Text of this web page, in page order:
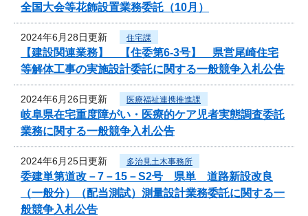
全国大会等花飾設置業務委託（10月）
2024年6月28日更新 住宅課
【建設関連業務】 【住委第6-3号】 県営尾崎住宅
等解体工事の実施設計委託に関する一般競争入札公告
2024年6月26日更新 医療福祉連携推進課
岐阜県在宅重度障がい・医療的ケア児者実態調査委託
業務に関する一般競争入札公告
2024年6月25日更新 多治見土木事務所
委建単第道改－7－15－S2号 県単 道路新設改良
（一般分）（配当測試）測量設計業務委託に関する一
般競争入札公告